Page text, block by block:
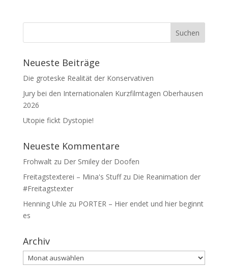
Neueste Beiträge
Die groteske Realität der Konservativen
Jury bei den Internationalen Kurzfilmtagen Oberhausen
2026
Utopie fickt Dystopie!
Neueste Kommentare
Frohwaltzu Der Smiley der Doofen
Freitagstexterei – Mina's Stuffzu Die Reanimation der
#Freitagstexter
Henning Uhle zu PORTER – Hier endet und hier beginnt
es
Archiv
Archiv